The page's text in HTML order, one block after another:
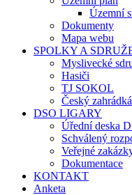
Územní
Dokumenty
Mapa webu
SPOLKY A
Myslivecké
Hasiči
TJ SOKOL
Český
DSO LIGARY
Úřední deska
Schválený
Veřejné
Dokumentace
KONTAKT
Anketa